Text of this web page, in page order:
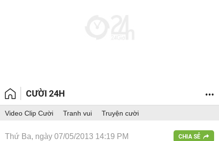
CƯỜI 24H
Video Clip Cười Tranh vui Truyện cười
Thứ Ba, ngày 07/05/2013 14:19 PM CHIA SẺ